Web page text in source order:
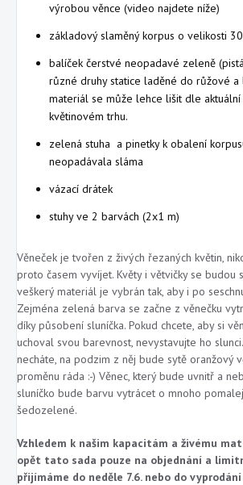
výrobou věnce (video najdete níže)
základový slaměný korpus o velikosti
balíček čerstvé neopadavé zeleně
různé druhy statice laděné do růžové a
materiál se může lehce lišit dle aktuální
květinovém trhu.
zelená stuha a pinetky k obalení
neopadávala sláma
vázací drátek
stuhy ve 2 barvách (2x1 m)
Věneček je tvořen z živých řezaných květin,
proto časem vyvíjet. Květy i větvičky se budou
veškerý materiál je vybrán tak, aby i po
Zejména zelená barva se začne z věnečku
díky působení sluníčka. Pokud chcete, aby si
uchoval svou barevnost, nevystavujte ho
necháte, na podzim z něj bude sytě oranžový
proměnu ráda :-) Věnec, který bude uvnitř a
sluníčko bude barvu vytrácet o mnoho
šedozelené.
Vzhledem k našim kapacitám a živému
opět tato sada pouze na objednání a
přijímáme do neděle 7.6. nebo do vyprodání